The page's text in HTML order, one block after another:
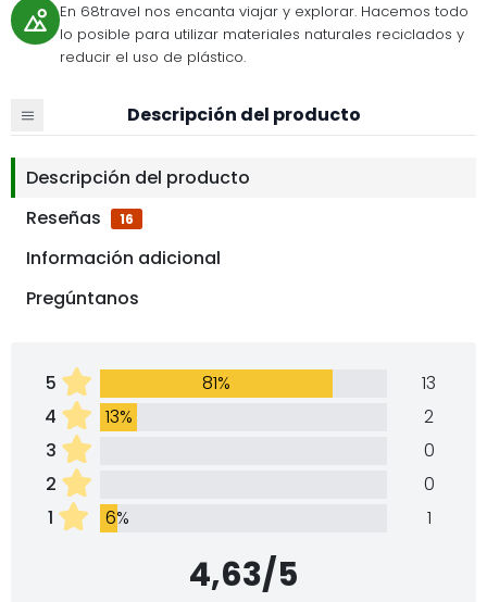
En 68travel nos encanta viajar y explorar. Hacemos todo
lo posible para utilizar materiales naturales reciclados y
reducir el uso de plástico.
Descripción del producto
Descripción del producto
Reseñas
16
Información adicional
Pregúntanos
5 81%
13
4
13%
2
3
0
2
0
1
6% 1
4,63/5